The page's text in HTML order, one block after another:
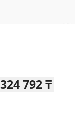
324 792 ₸